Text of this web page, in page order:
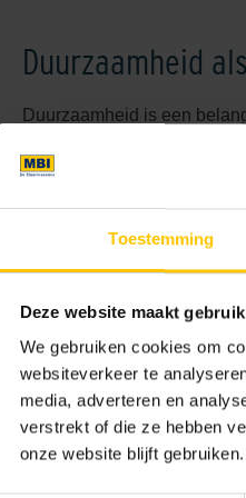
Toestemming
Deze website maakt
We gebruiken cookies om
websiteverkeer te
media, adverteren en
verstrekt of die ze hebben
onze website blijft gebruiken.
Duurzaamheid
Duurzaamheid is een
1824 m² over twee
bovendien circulair en in
Een moderne
Voor de gevel van medisch
GeoStylistix gevelsteenis
kleurstelling en
onderhoudsarm. Door
bovendien zo duurzaam